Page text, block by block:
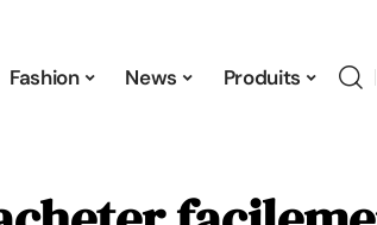
Fashion News Produits